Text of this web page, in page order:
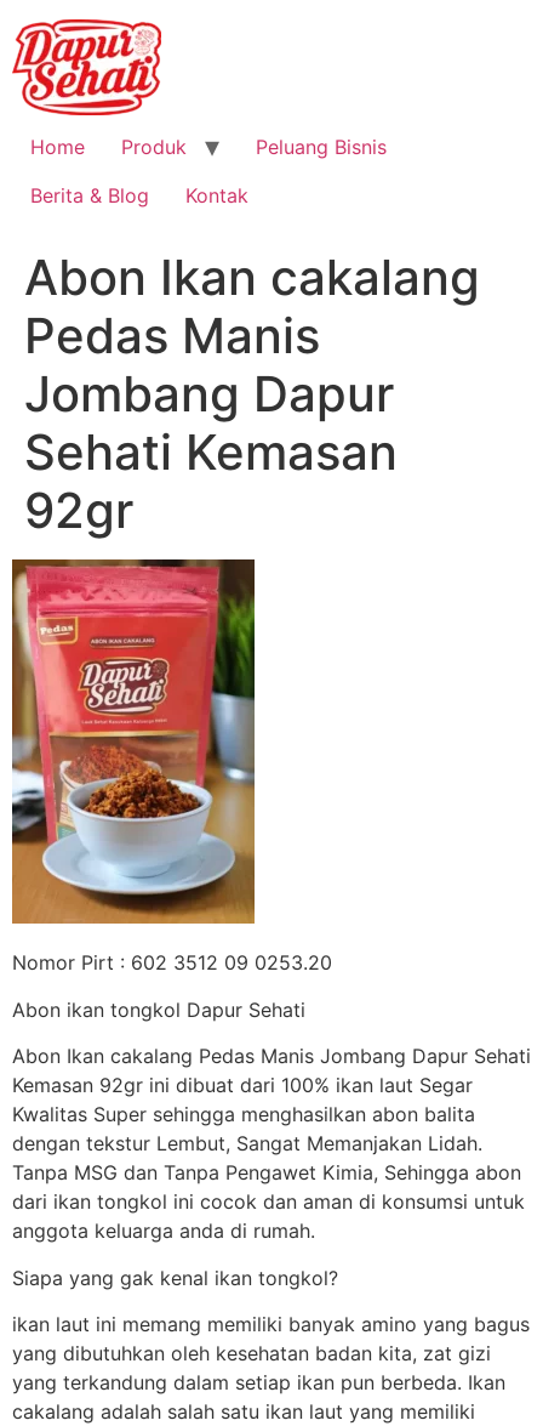
Home Produk
Peluang Bisnis
Berita & Blog
Kontak
Abon Ikan cakalang
Pedas Manis
Jombang Dapur
Sehati Kemasan
92gr
Nomor Pirt : 602 3512 09 0253.20
Abon ikan tongkol Dapur Sehati
Abon Ikan cakalang Pedas Manis Jombang Dapur Sehati
Kemasan 92gr ini dibuat dari 100% ikan laut Segar
Kwalitas Super sehingga menghasilkan abon balita
dengan tekstur Lembut, Sangat Memanjakan Lidah.
Tanpa MSG dan Tanpa Pengawet Kimia, Sehingga abon
dari ikan tongkol ini cocok dan aman di konsumsi untuk
anggota keluarga anda di rumah.
Siapa yang gak kenal ikan tongkol?
ikan laut ini memang memiliki banyak amino yang bagus
yang dibutuhkan oleh kesehatan badan kita, zat gizi
yang terkandung dalam setiap ikan pun berbeda. Ikan
cakalang adalah salah satu ikan laut yang memiliki